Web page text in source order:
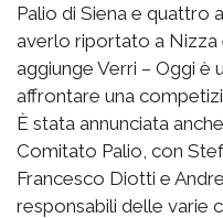
Palio di Siena e quattro
averlo riportato a
aggiunge Verri – Oggi è
affrontare una
È stata annunciata
Comitato Palio, con
Francesco Diotti e
responsabili delle varie